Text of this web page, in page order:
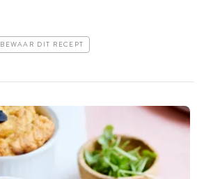
BEWAAR DIT RECEPT